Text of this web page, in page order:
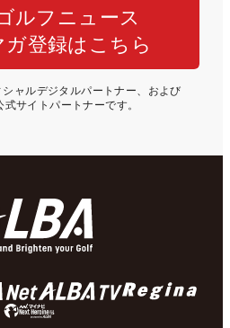
ルフニュース
ガ登録はこちら
ャルデジタルパートナー、および
式サイトパートナーです。